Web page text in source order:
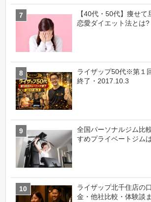
【40代・50代】痩せ
恋愛ダイエット法とは?
ライザップ50代※第１
終了・2017.10.3
全国パーソナルジム比
すめプライベートジム
ライザップ北千住店の
金・他社比較・体験談